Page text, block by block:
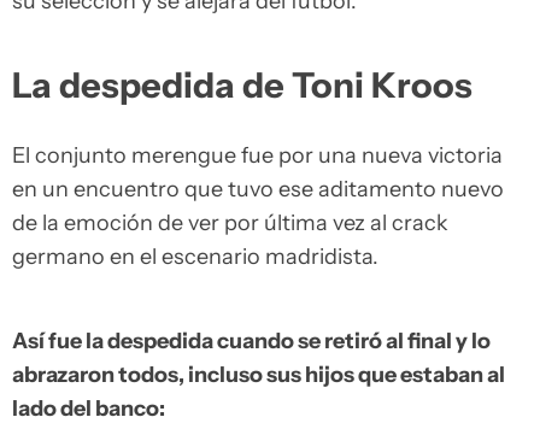
La despedida de Toni Kroos
El conjunto merengue fue por una nueva victoria
en un encuentro que tuvo ese aditamento nuevo
de la emoción de ver por última vez al crack
germano en el escenario madridista.
Así fue la despedida cuando se retiró al final y lo
abrazaron todos, incluso sus hijos que estaban al
lado del banco: